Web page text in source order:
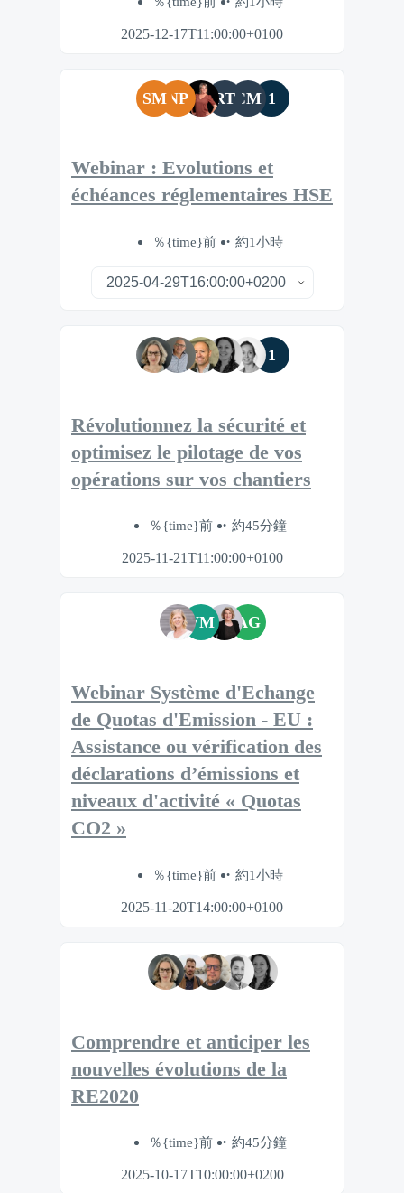
2025-12-17T11:00:00+0100
SM NP RTCM 1
Webinar : Evolutions et
échéances réglementaires HSE
％{time}前 約1小時
1
Révolutionnez la sécurité et
optimisez le pilotage de vos
opérations sur vos chantiers
％{time}前 約45分鐘
2025-11-21T11:00:00+0100
VM AG
Webinar Système d'Echange
de Quotas d'Emission - EU :
Assistance ou vérification des
déclarations d’émissions et
niveaux d'activité « Quotas
CO2 »
％{time}前 約1小時
2025-11-20T14:00:00+0100
Comprendre et anticiper les
nouvelles évolutions de la
RE2020
％{time}前 約45分鐘
2025-10-17T10:00:00+0200